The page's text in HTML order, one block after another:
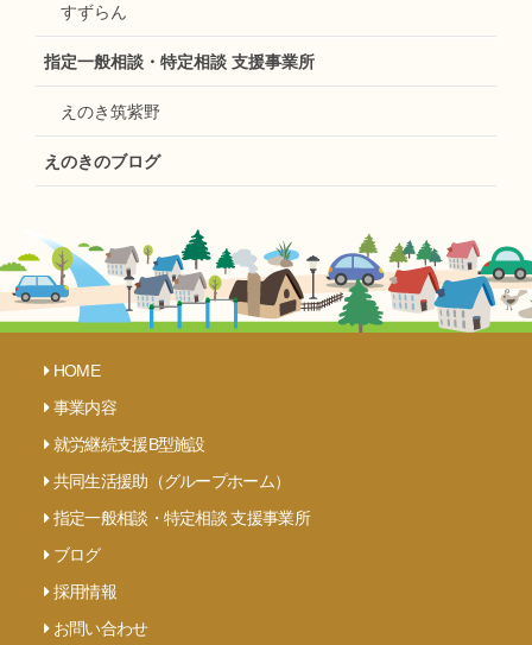
すずらん
指定一般相談・特定相談 支援事業所
えのき筑紫野
えのきのブログ
HOME
事業内容
就労継続支援B型施設
共同生活援助（グループホーム）
指定一般相談・特定相談 支援事業所
ブログ
採用情報
お問い合わせ